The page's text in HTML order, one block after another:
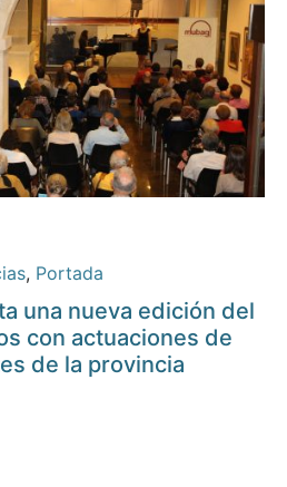
, Portada
una nueva edición del
con actuaciones de
de la provincia